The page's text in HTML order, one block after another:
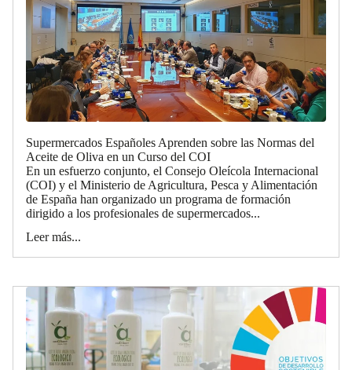
Supermercados Españoles Aprenden sobre las Normas del
Aceite de Oliva en un Curso del COI
En un esfuerzo conjunto, el Consejo Oleícola Internacional
(COI) y el Ministerio de Agricultura, Pesca y Alimentación
de España han organizado un programa de formación
dirigido a los profesionales de supermercados...
Leer más...